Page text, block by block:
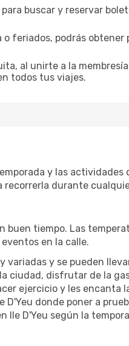
buscar y reservar
feriados, podrás
al unirte a la
todos tus viajes.
y las
durante
tiempo. Las
en la calle.
y se pueden
ciudad, disfrutar de la
ejercicio y les encanta
donde poner a
D'Yeu según la